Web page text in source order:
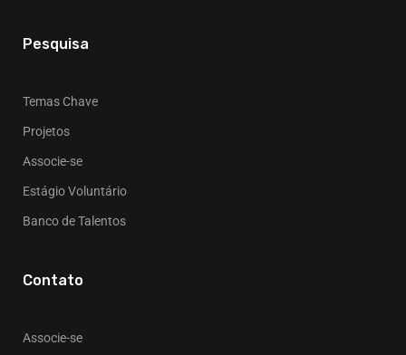
Pesquisa
Temas Chave
Projetos
Associe-se
Estágio Voluntário
Banco de Talentos
Contato
Associe-se